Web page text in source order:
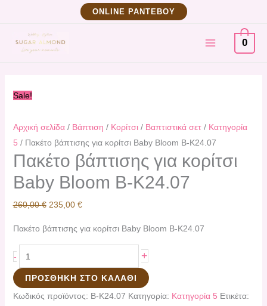
περιεχόμενο
ΟNLINE ΡΑΝΤΕΒΟΥ
MAIN
MENU
0
Sale!
Αρχική σελίδα/ Βάπτιση / Κορίτσι/ Βαπτιστικά σετ/ Κατηγορία
5 / Πακέτο βάπτισης για κορίτσι Baby Bloom B-K24.07
Πακέτο βάπτισης για κορίτσι
Baby Bloom B-K24.07
260,00€
was:
260,00 €.
235,00 €
Η
τρέχουσα
Πακέτο βάπτισης για κορίτσι Baby Bloom B-K24.07
-
για
κορίτσι
B-
ποσότητα
+
ΠΡΟΣΘΉΚΗ ΣΤΟ ΚΑΛΆΘΙ
Κωδικός προϊόντος: B-K24.07 Κατηγορία: Κατηγορία 5 Ετικέτα: